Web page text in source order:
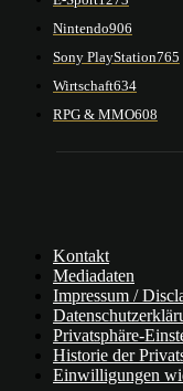
Nintendo906
Sony PlayStation765
Wirtschaft634
RPG & MMO608
Kontakt
Mediadaten
Impressum /
Privatsphäre-
Historie der
Einwilligungen